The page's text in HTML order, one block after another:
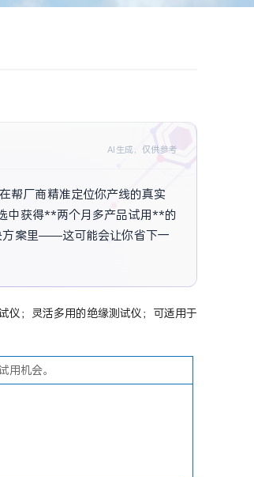
AI生成，仅供参考
帮厂商精准定位你产线的真实
中获得**两个月多产品试用**的
方案里——这可能会让你省下一
仪；灵活多用的绝缘测试仪；可适用于
机会。